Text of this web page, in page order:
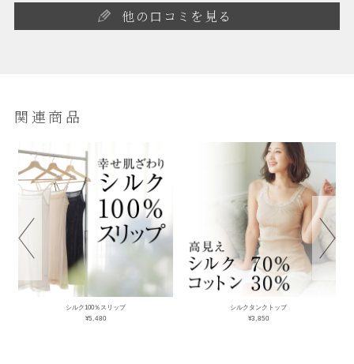
他の口コミを見る
関連商品
シルク100％スリップ
¥5,480
シルクタンクトップ
¥3,850